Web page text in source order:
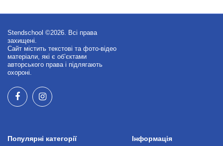
Stendschool ©2026. Всі права
захищені.
Сайт містить текстові та фото-відео
матеріали, які є об’єктами
авторського права і підлягають
охороні.
Популярні категорії Інформація